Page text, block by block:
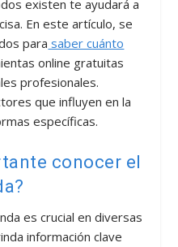
existen te ayudará a
En este artículo, se
para saber cuánto
online gratuitas
profesionales.
que influyen en la
específicas.
conocer el
es crucial en diversas
información clave